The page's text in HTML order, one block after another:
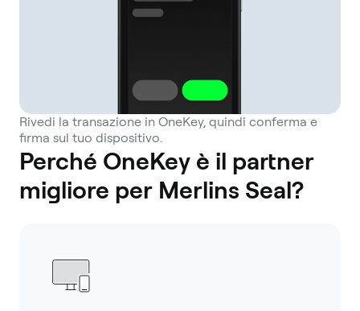
Rivedi la transazione in OneKey, quindi conferma e
firma sul tuo dispositivo.
Perché OneKey è il partner
migliore per Merlins Seal?